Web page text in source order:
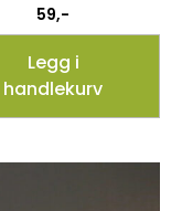
59,-
Legg i
handlekurv